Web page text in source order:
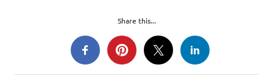
Share this...